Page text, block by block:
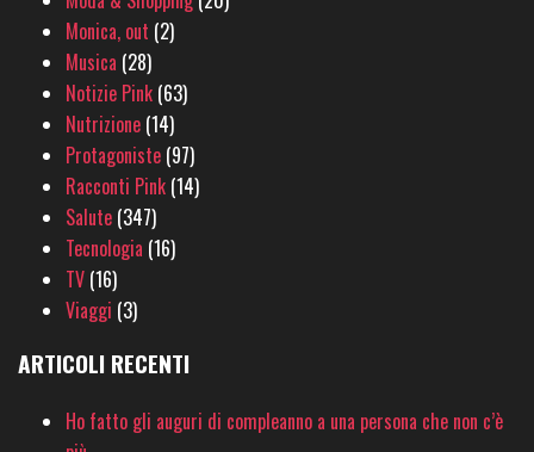
Monica, out (2)
Musica (28)
Notizie Pink (63)
Nutrizione (14)
Protagoniste (97)
Racconti Pink (14)
Salute (347)
Tecnologia (16)
TV (16)
Viaggi (3)
ARTICOLI RECENTI
Ho fatto gli auguri di compleanno a una persona che non c’è